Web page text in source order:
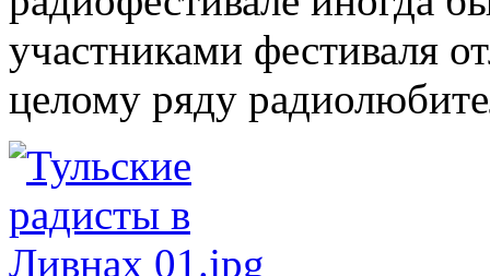
участниками фестиваля
целому ряду